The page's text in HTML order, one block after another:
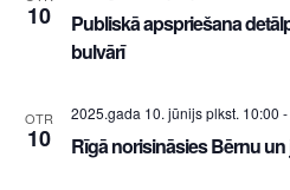
10
Publiskā apspriešana
bulvārī
OTR
10
2025.gada 10. jūnijs plkst. 10:00 -
Rīgā norisināsies Bērnu